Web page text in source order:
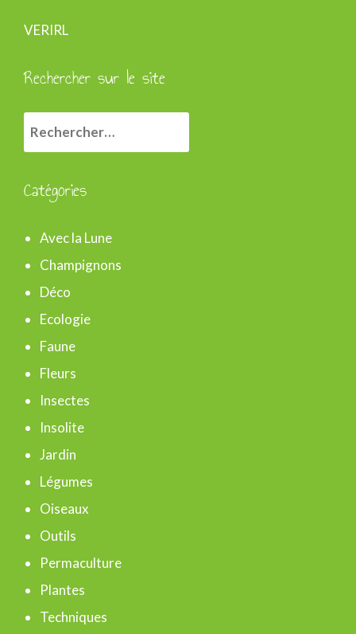
VERIRL
Rechercher sur le site
R
e
e
r
c
h
e
r
Catégories
Avec la Lune
Champignons
Déco
Ecologie
Faune
Fleurs
Insectes
Insolite
Jardin
Légumes
Oiseaux
Outils
Permaculture
Plantes
Techniques